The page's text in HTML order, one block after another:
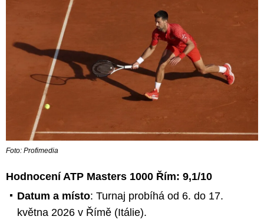
Foto: Profimedia
Hodnocení ATP Masters 1000 Řím: 9,1/10
Datum a místo: Turnaj probíhá od 6. do 17.
května 2026 v Římě (Itálie).